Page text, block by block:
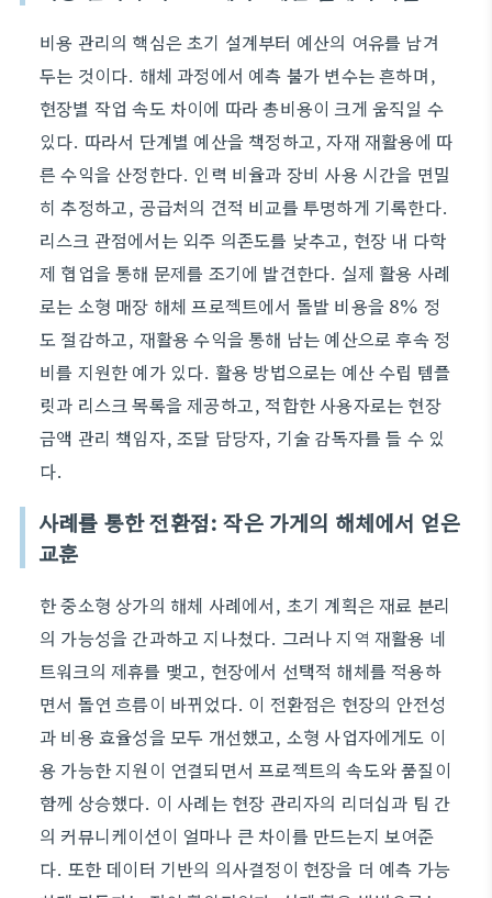
비용 관리의 핵심은 초기 설계부터 예산의 여유를 남겨
두는 것이다. 해체 과정에서 예측 불가 변수는 흔하며,
현장별 작업 속도 차이에 따라 총비용이 크게 움직일 수
있다. 따라서 단계별 예산을 책정하고, 자재 재활용에 따
른 수익을 산정한다. 인력 비율과 장비 사용 시간을 면밀
히 추정하고, 공급처의 견적 비교를 투명하게 기록한다.
리스크 관점에서는 외주 의존도를 낮추고, 현장 내 다학
제 협업을 통해 문제를 조기에 발견한다. 실제 활용 사례
로는 소형 매장 해체 프로젝트에서 돌발 비용을 8% 정
도 절감하고, 재활용 수익을 통해 남는 예산으로 후속 정
비를 지원한 예가 있다. 활용 방법으로는 예산 수립 템플
릿과 리스크 목록을 제공하고, 적합한 사용자로는 현장
금액 관리 책임자, 조달 담당자, 기술 감독자를 들 수 있
다.
사례를 통한 전환점: 작은 가게의 해체에서 얻은
교훈
한 중소형 상가의 해체 사례에서, 초기 계획은 재료 분리
의 가능성을 간과하고 지나쳤다. 그러나 지역 재활용 네
트워크의 제휴를 맺고, 현장에서 선택적 해체를 적용하
면서 돌연 흐름이 바뀌었다. 이 전환점은 현장의 안전성
과 비용 효율성을 모두 개선했고, 소형 사업자에게도 이
용 가능한 지원이 연결되면서 프로젝트의 속도와 품질이
함께 상승했다. 이 사례는 현장 관리자의 리더십과 팀 간
의 커뮤니케이션이 얼마나 큰 차이를 만드는지 보여준
다. 또한 데이터 기반의 의사결정이 현장을 더 예측 가능